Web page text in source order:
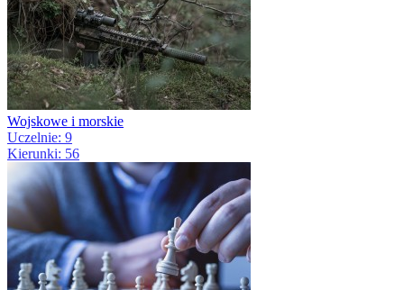
Wojskowe i morskie
Uczelnie: 9
Kierunki: 56